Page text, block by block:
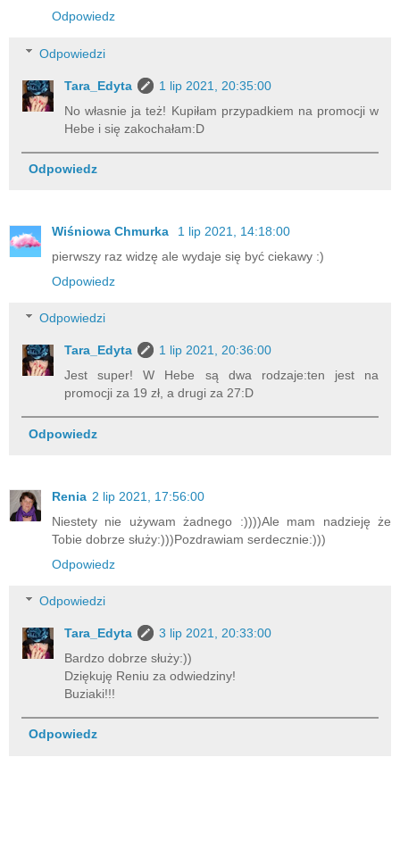
Odpowiedz
Odpowiedzi
Tara_Edyta
1 lip 2021, 20:35:00
No własnie ja też! Kupiłam przypadkiem na promocji w
Hebe i się zakochałam:D
Odpowiedz
Wiśniowa Chmurka
1 lip 2021, 14:18:00
pierwszy raz widzę ale wydaje się być ciekawy :)
Odpowiedz
Odpowiedzi
Tara_Edyta
1 lip 2021, 20:36:00
Jest super! W Hebe są dwa rodzaje:ten jest na
promocji za 19 zł, a drugi za 27:D
Odpowiedz
Renia 2 lip 2021, 17:56:00
Niestety nie używam żadnego :))))Ale mam nadzieję że
Tobie dobrze służy:)))Pozdrawiam serdecznie:)))
Odpowiedz
Odpowiedzi
Tara_Edyta
3 lip 2021, 20:33:00
Bardzo dobrze służy:))
Dziękuję Reniu za odwiedziny!
Buziaki!!!
Odpowiedz